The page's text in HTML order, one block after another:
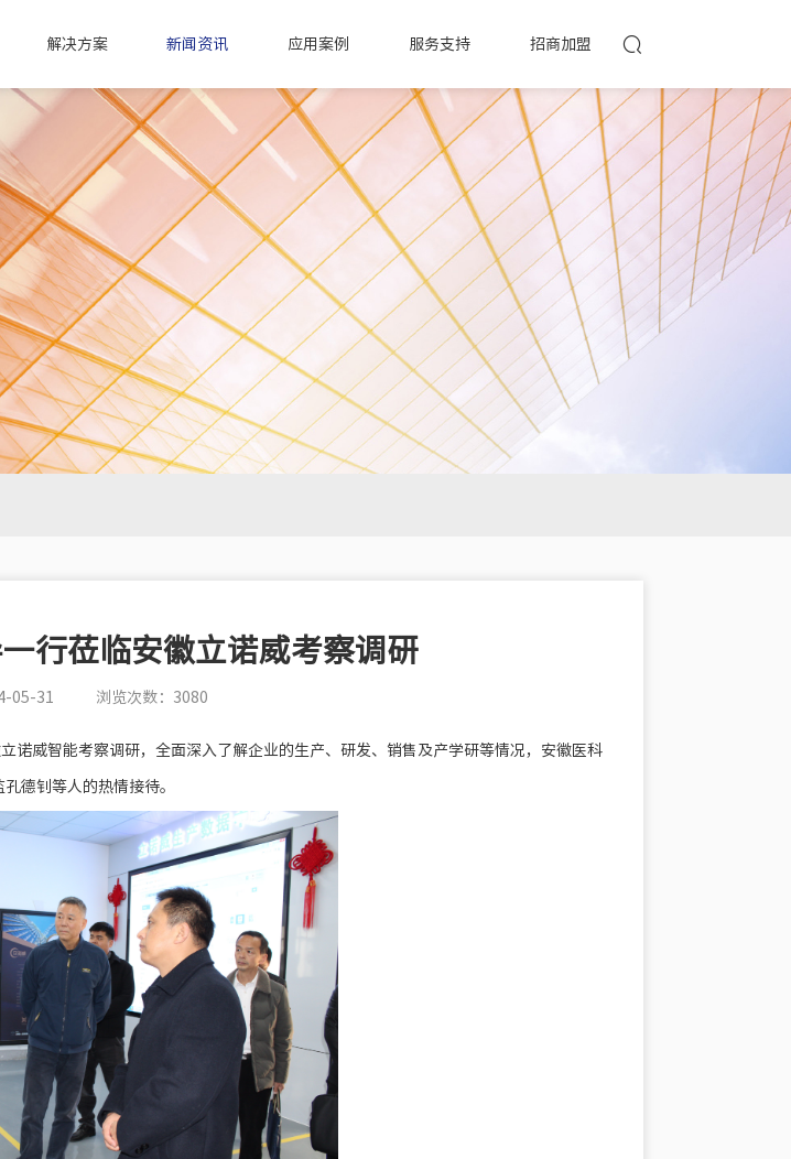
解决方案 新闻资讯 应用案例 服务支持 招商加盟
行莅临安徽立诺威考察调研
05-31 浏览次数：3080
诺威智能考察调研，全面深入了解企业的生产、研发、销售及产学研等情况，安徽医科
德钊等人的热情接待。